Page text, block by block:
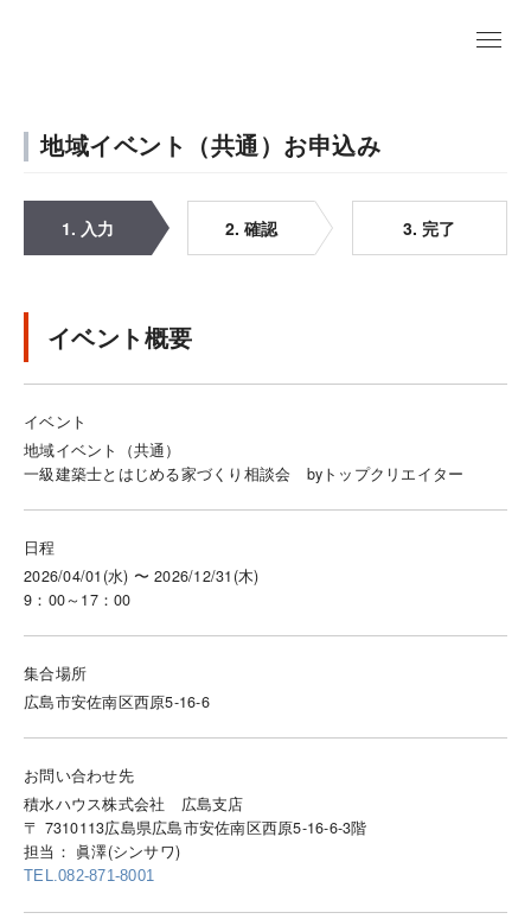
地域イベント（共通）お申込み
1. 入力 2. 確認 3. 完了
イベント概要
イベント
地域イベント（共通）
一級建築士とはじめる家づくり相談会 byトップクリエイター
日程
2026/04/01(水) 〜 2026/12/31(木)
9：00～17：00
集合場所
広島市安佐南区西原5-16-6
お問い合わせ先
積水ハウス株式会社 広島支店
〒 7310113広島県広島市安佐南区西原5-16-6-3階
担当： 眞澤(シンサワ)
TEL.082-871-8001